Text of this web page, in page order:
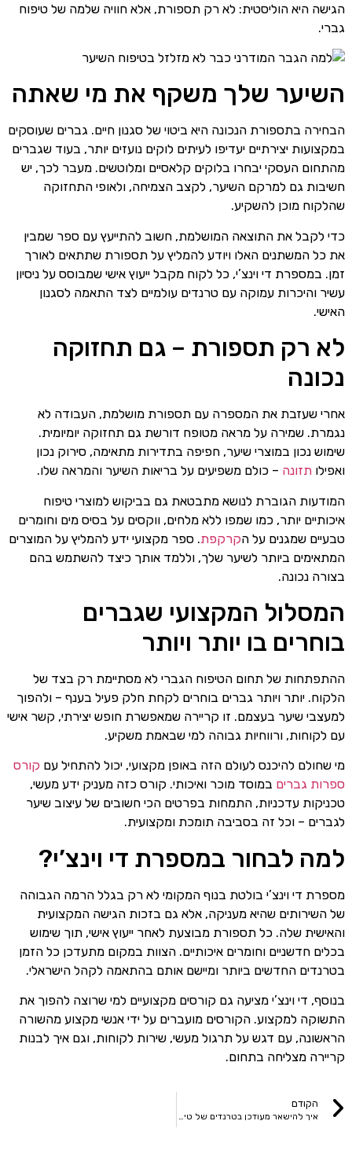
הגישה היא הוליסטית: לא רק תספורת, אלא חוויה שלמה של טיפוח
גברי.
השיער שלך משקף את מי שאתה
הבחירה בתספורת הנכונה היא ביטוי של סגנון חיים. גברים שעוסקים
במקצועות יצירתיים יעדיפו לעיתים לוקים נועזים יותר, בעוד שגברים
מהתחום העסקי יבחרו בלוקים קלאסיים ומלוטשים. מעבר לכך, יש
חשיבות גם למרקם השיער, לקצב הצמיחה, ולאופי התחזוקה
שהלקוח מוכן להשקיע.
כדי לקבל את התוצאה המושלמת, חשוב להתייעץ עם ספר שמבין
את כל המשתנים האלו ויודע להמליץ על תספורת שתתאים לאורך
זמן. במספרת די וינצ’י, כל לקוח מקבל ייעוץ אישי שמבוסס על ניסיון
עשיר והיכרות עמוקה עם טרנדים עולמיים לצד התאמה לסגנון
האישי.
לא רק תספורת – גם תחזוקה
נכונה
אחרי שעזבת את המספרה עם תספורת מושלמת, העבודה לא
נגמרת. שמירה על מראה מטופח דורשת גם תחזוקה יומיומית.
שימוש נכון במוצרי שיער, חפיפה בתדירות מתאימה, סירוק נכון
ואפילו תזונה – כולם משפיעים על בריאות השיער והמראה שלו.
המודעות הגוברת לנושא מתבטאת גם בביקוש למוצרי טיפוח
איכותיים יותר, כמו שמפו ללא מלחים, ווקסים על בסיס מים וחומרים
טבעיים שמגנים על הקרקפת. ספר מקצועי ידע להמליץ על המוצרים
המתאימים ביותר לשיער שלך, וללמד אותך כיצד להשתמש בהם
בצורה נכונה.
המסלול המקצועי שגברים
בוחרים בו יותר ויותר
ההתפתחות של תחום הטיפוח הגברי לא מסתיימת רק בצד של
הלקוח. יותר ויותר גברים בוחרים לקחת חלק פעיל בענף – ולהפוך
למעצבי שיער בעצמם. זו קריירה שמאפשרת חופש יצירתי, קשר אישי
עם לקוחות, ורווחיות גבוהה למי שבאמת משקיע.
מי שחולם להיכנס לעולם הזה באופן מקצועי, יכול להתחיל עם קורס
ספרות גברים במוסד מוכר ואיכותי. קורס כזה מעניק ידע מעשי,
טכניקות עדכניות, התמחות בפרטים הכי חשובים של עיצוב שיער
לגברים – וכל זה בסביבה תומכת ומקצועית.
למה לבחור במספרת די וינצ’י?
מספרת די וינצ’י בולטת בנוף המקומי לא רק בגלל הרמה הגבוהה
של השירותים שהיא מעניקה, אלא גם בזכות הגישה המקצועית
והאישית שלה. כל תספורת מבוצעת לאחר ייעוץ אישי, תוך שימוש
בכלים חדשניים וחומרים איכותיים. הצוות במקום מתעדכן כל הזמן
בטרנדים החדשים ביותר ומיישם אותם בהתאמה לקהל הישראלי.
בנוסף, די וינצ’י מציעה גם קורסים מקצועיים למי שרוצה להפוך את
התשוקה למקצוע. הקורסים מועברים על ידי אנשי מקצוע מהשורה
הראשונה, עם דגש על תרגול מעשי, שירות לקוחות, וגם איך לבנות
קריירה מצליחה בתחום.
הקודם
איך להישאר מעודכן בטרנדים של טיפוח גברי בלי לאבד את הסטייל האישי